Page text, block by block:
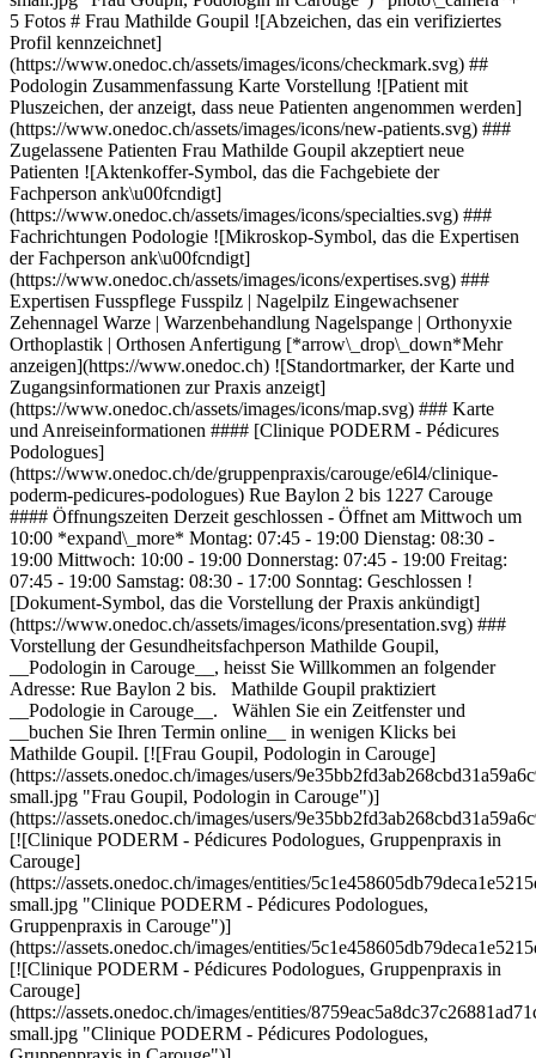
5 Fotos # Frau Mathilde Goupil ![Abzeichen, das ein verifiziertes
Profil kennzeichnet]
(https://www.onedoc.ch/assets/images/icons/checkmark.svg) ##
Podologin Zusammenfassung Karte Vorstellung ![Patient mit
Pluszeichen, der anzeigt, dass neue Patienten angenommen werden]
(https://www.onedoc.ch/assets/images/icons/new-patients.svg) ###
Zugelassene Patienten Frau Mathilde Goupil akzeptiert neue
Patienten ![Aktenkoffer-Symbol, das die Fachgebiete der
Fachperson ank\u00fcndigt]
(https://www.onedoc.ch/assets/images/icons/specialties.svg) ###
Fachrichtungen Podologie ![Mikroskop-Symbol, das die Expertisen
der Fachperson ank\u00fcndigt]
(https://www.onedoc.ch/assets/images/icons/expertises.svg) ###
Expertisen Fusspflege Fusspilz | Nagelpilz Eingewachsener
Zehennagel Warze | Warzenbehandlung Nagelspange | Orthonyxie
Orthoplastik | Orthosen Anfertigung [*arrow\_drop\_down*Mehr
anzeigen](https://www.onedoc.ch) ![Standortmarker, der Karte und
Zugangsinformationen zur Praxis anzeigt]
(https://www.onedoc.ch/assets/images/icons/map.svg) ### Karte
und Anreiseinformationen #### [Clinique PODERM - Pédicures
Podologues]
(https://www.onedoc.ch/de/gruppenpraxis/carouge/e6l4/clinique-
poderm-pedicures-podologues) Rue Baylon 2 bis 1227 Carouge
#### Öffnungszeiten Derzeit geschlossen - Öffnet am Mittwoch um
10:00 *expand\_more* Montag: 07:45 - 19:00 Dienstag: 08:30 -
19:00 Mittwoch: 10:00 - 19:00 Donnerstag: 07:45 - 19:00 Freitag:
07:45 - 19:00 Samstag: 08:30 - 17:00 Sonntag: Geschlossen !
[Dokument-Symbol, das die Vorstellung der Praxis ankündigt]
(https://www.onedoc.ch/assets/images/icons/presentation.svg) ###
Vorstellung der Gesundheitsfachperson Mathilde Goupil,
__Podologin in Carouge__, heisst Sie Willkommen an folgender
Adresse: Rue Baylon 2 bis. Mathilde Goupil praktiziert
__Podologie in Carouge__. Wählen Sie ein Zeitfenster und
__buchen Sie Ihren Termin online__ in wenigen Klicks bei
Mathilde Goupil. [![Frau Goupil, Podologin in Carouge]
(https://assets.onedoc.ch/images/users/
small.jpg "Frau Goupil, Podologin in Carouge")]
(https://assets.onedoc.ch/images/users/
[![Clinique PODERM - Pédicures Podologues, Gruppenpraxis in
Carouge]
(https://assets.onedoc.ch/images/entities/
small.jpg "Clinique PODERM - Pédicures Podologues,
Gruppenpraxis in Carouge")]
(https://assets.onedoc.ch/images/entities/
[![Clinique PODERM - Pédicures Podologues, Gruppenpraxis in
Carouge]
(https://assets.onedoc.ch/images/entities/
small.jpg "Clinique PODERM - Pédicures Podologues,